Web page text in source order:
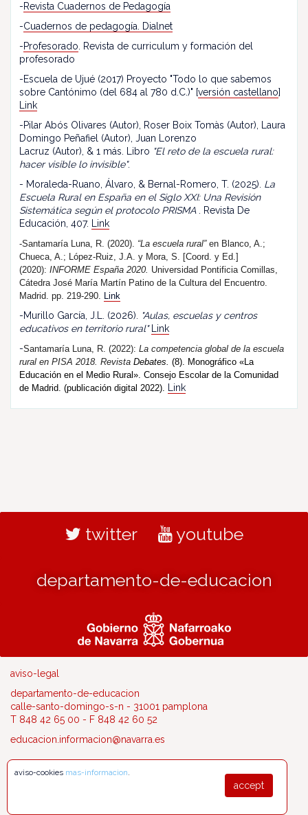
-Revista Cuadernos de Pedagogía
-Cuadernos de pedagogía. Dialnet
-Profesorado . Revista de curriculum y formación del
profesorado
-Escuela de Ujué (2017) Proyecto "Todo lo que sabemos
sobre Cantónimo (del 684 al 780 d.C.)" [versión castellano]
Link
-Pilar Abós Olivares (Autor), Roser Boix Tomàs (Autor), Laura
Domingo Peñafiel (Autor), Juan Lorenzo
Lacruz (Autor), & 1 más. Libro "El reto de la escuela rural:
hacer visible lo invisible".
- Moraleda-Ruano, Álvaro, & Bernal-Romero, T. (2025). La
Escuela Rural en España en el Siglo XXI: Una Revisión
Sistemática según el protocolo PRISMA . Revista De
Educación, 407.
Link
-Santamaría Luna, R. (2020). “La escuela rural”en Blanco, A.;
Chueca, A.; López-Ruiz, J.A. y Mora, S. [Coord. y Ed.]
(2020): INFORME España 2020. Universidad Pontificia Comillas,
Cátedra José María Martín Patino de la Cultura del Encuentro.
Madrid. pp. 219-290. Link
-Murillo García, J.L. (2026).
"Aulas, escuelas y centros
educativos en territorio rural"
Link
-Santamaría Luna, R. (2022): La competencia global de la escuela
rural en PISA 2018. Revista Debates. (8). Monográfico «La
Educación en el Medio Rural». Consejo Escolar de la Comunidad
de Madrid. (publicación digital 2022).
Link
twitter youtube
departamento-de-educacion
aviso-legal
departamento-de-educacion
calle-santo-domingo-s-n - 31001 pamplona
T 848 42 65 00 - F 848 42 60 52
educacion.informacion@navarra.es
accept
aviso-cookies mas-informacion.